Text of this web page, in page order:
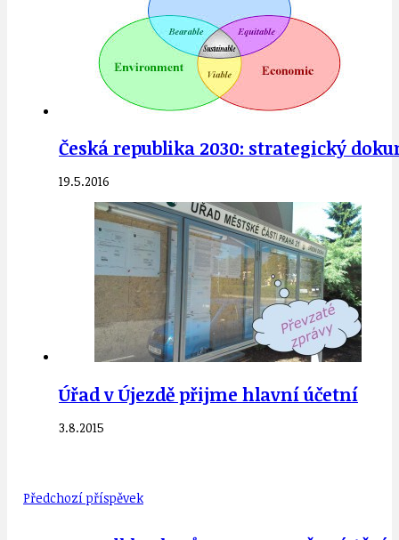
Česká republika 2030: strategický
19.5.2016
Úřad v Újezdě přijme hlavní účetní
3.8.2015
Předchozí příspěvek